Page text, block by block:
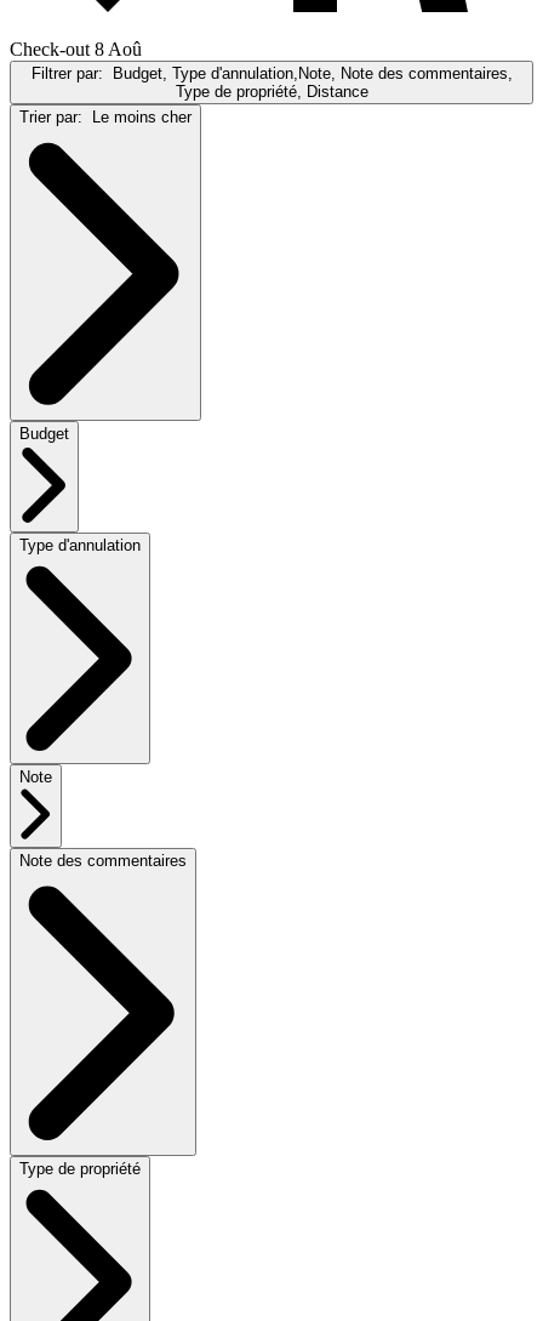
Check-out 8 Aoû
Filtrer par:
Budget, Type d'annulation,Note, Note des commentaires,
Type de propriété, Distance
Trier par:
Le moins cher
Budget
Type d'annulation
Note
Note des commentaires
Type de propriété